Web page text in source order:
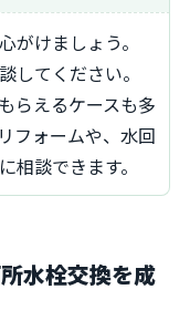
してください。
らえるケースも多
フォームや、水回
相談できます。
水栓交換を成